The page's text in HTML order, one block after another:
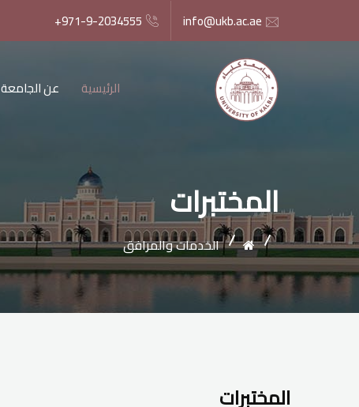
info@ukb.ac.ae
+971-9-2034555
الرئيسية عن الجامعة
المختبرات
الخدمات والمرافق
المختبرات